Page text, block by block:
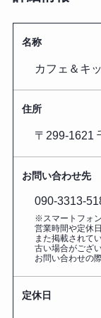
名称
カフェ＆キ
住所
〒299-1621
お問い合わせ先
090-3313-
※スマートフォ
営業時間や定休
また掲載されて
古い場合がござい
お問い合わせの際
定休日